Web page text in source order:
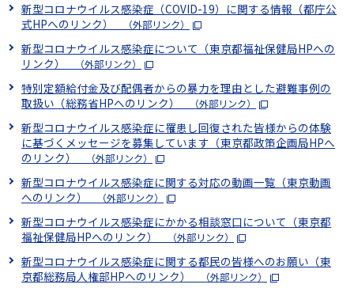
新型コロナウイルス感染症（COVID-19）に関する情報（都庁公
式HPへのリンク）
（外部リンク）
新型コロナウイルス感染症について（東京都福祉保健局HPへの
リンク）
（外部リンク）
特別定額給付金及び配偶者からの暴力を理由とした避難事例の
取扱い（総務省HPへのリンク）
（外部リンク）
新型コロナウイルス感染症に罹患し回復された皆様からの体験
に基づくメッセージを募集しています（東京都政策企画局HPへ
のリンク）
（外部リンク）
新型コロナウイルス感染症に関する対応の動画一覧（東京動画
へのリンク）
（外部リンク）
新型コロナウイルス感染症にかかる相談窓口について（東京都
福祉保健局HPへのリンク）
（外部リンク）
新型コロナウイルス感染症に関する都民の皆様へのお願い（東
京都総務局人権部HPへのリンク）
（外部リンク）